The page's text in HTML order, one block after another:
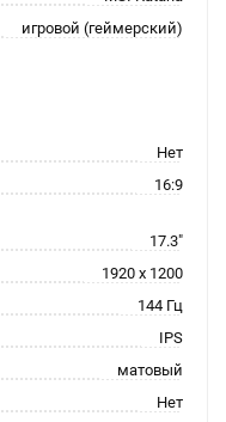
игровой (геймерский)
Нет
16:9
17.3"
1920 x 1200
144 Гц
IPS
матовый
Нет